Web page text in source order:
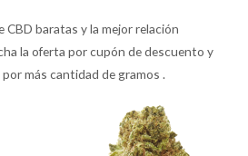
CBD baratas y la mejor relación
la oferta por cupón de descuento y
más cantidad de gramos .